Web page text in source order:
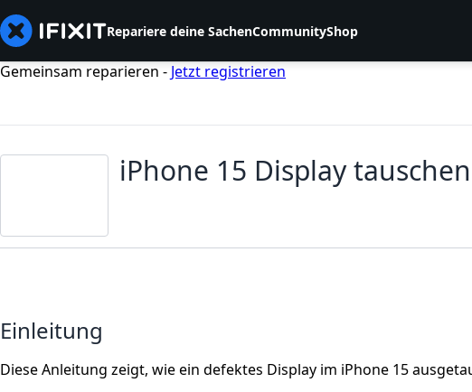
Repariere deine SachenCommunityShop
Gemeinsam reparieren - Jetzt registrieren
iPhone 15 Display tauschen
Einleitung
Diese Anleitung zeigt, wie ein defektes Display im iPhone 15